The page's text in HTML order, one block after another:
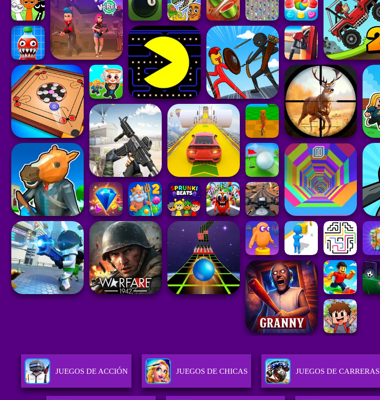
JUEGOS DE ACCIÓN JUEGOS DE CHICAS JUEGOS DE CARRERAS